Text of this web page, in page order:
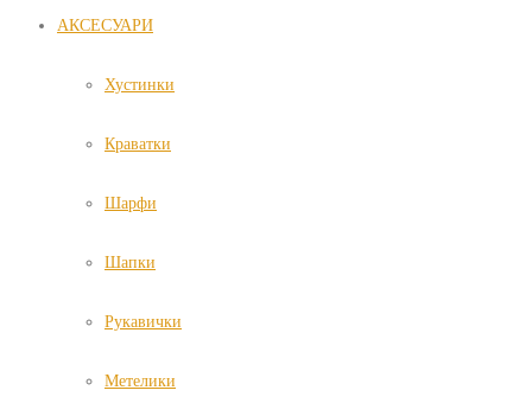
АКСЕСУАРИ
Хустинки
Краватки
Шарфи
Шапки
Рукавички
Метелики